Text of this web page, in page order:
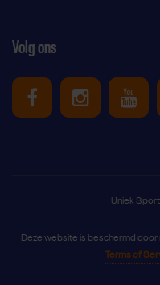
Volg ons
Uniek Sporten
Uniek
Uniek
Deze website is beschermd
Terms of